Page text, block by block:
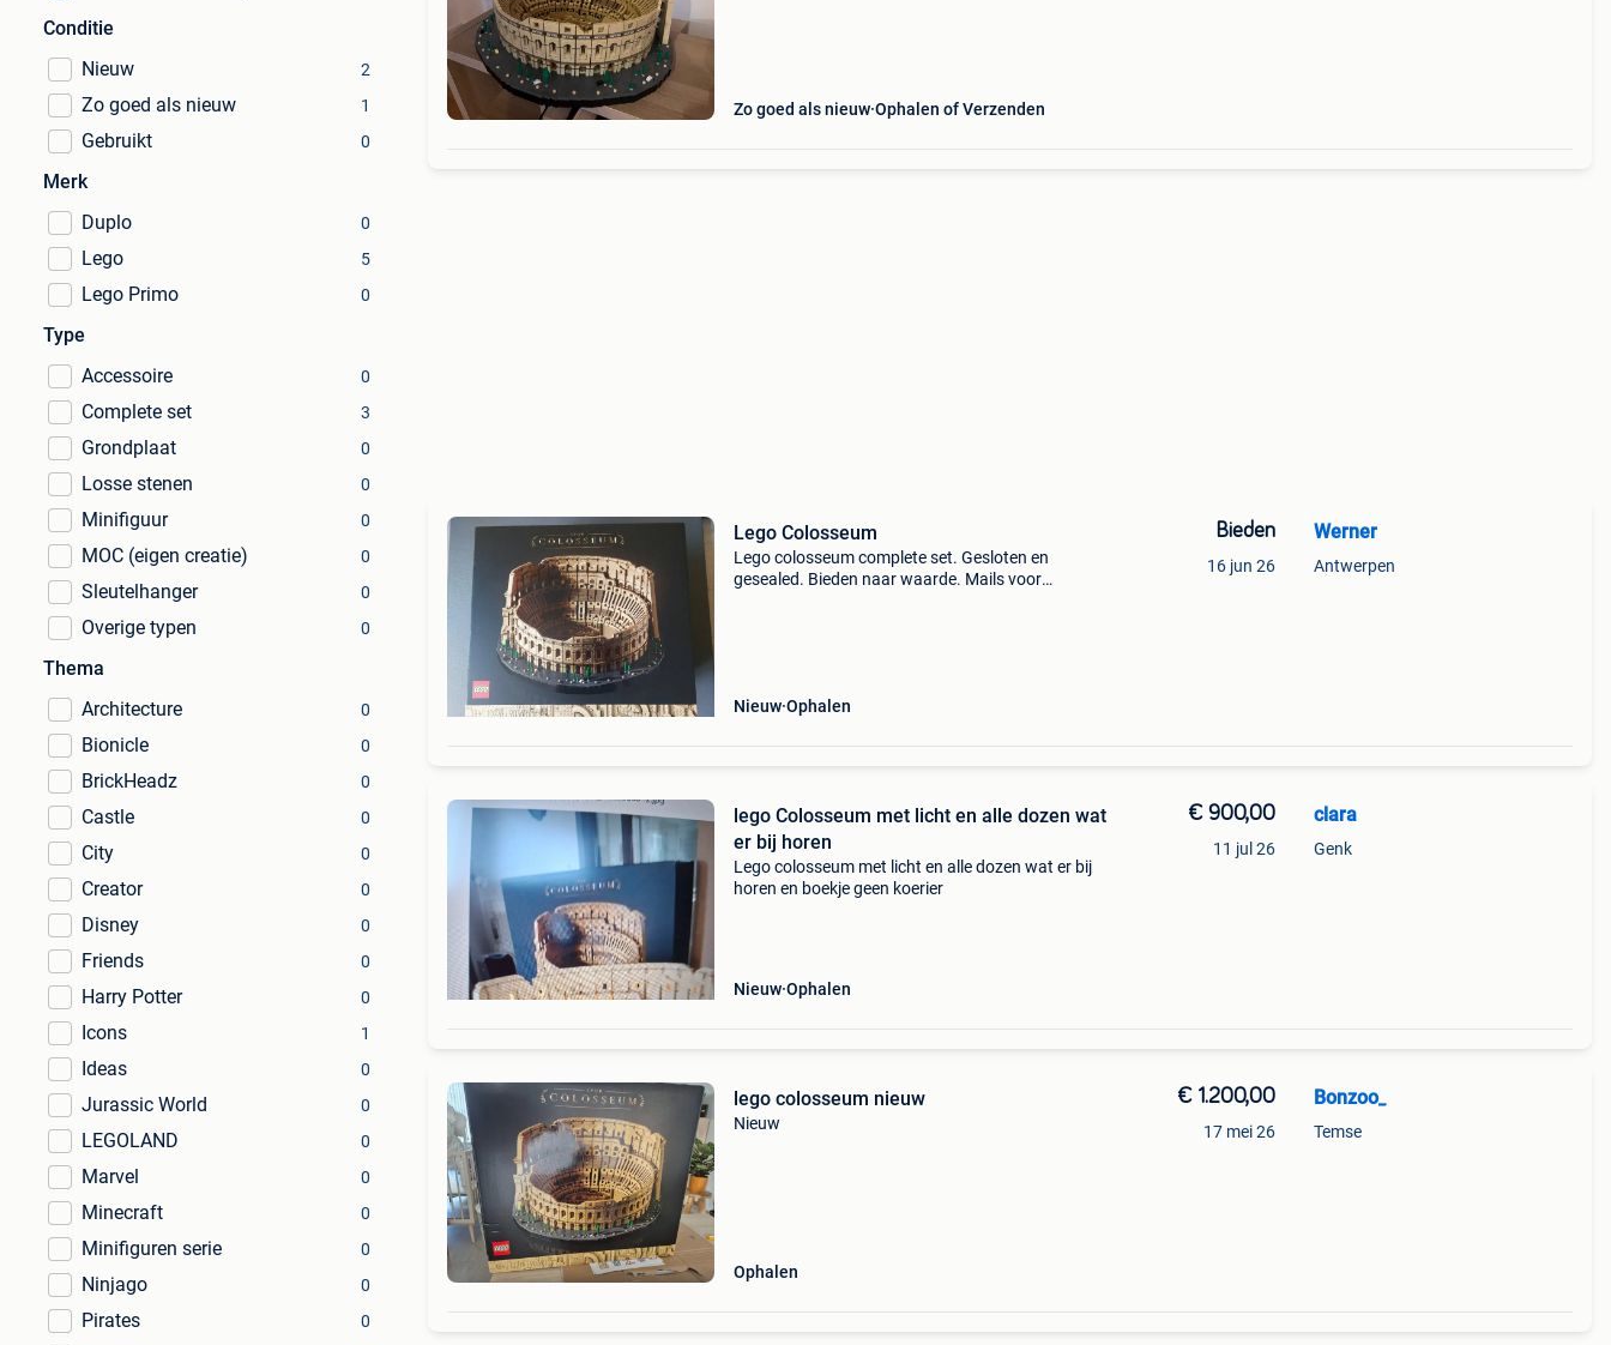
Conditie
Nieuw
2
Zo goed als nieuw 1
Gebruikt 0
Merk
Duplo
0
Lego 5
Lego Primo 0
Type
Accessoire
0
Complete set 3
Grondplaat 0
Losse stenen 0
Minifiguur 0
MOC (eigen creatie) 0
Sleutelhanger 0
Overige typen 0
Thema
Architecture
0
Bionicle 0
BrickHeadz 0
Castle 0
City 0
Creator 0
Disney 0
Friends 0
Harry Potter 0
Icons 1
Ideas 0
Jurassic World 0
LEGOLAND 0
Marvel 0
Minecraft 0
Minifiguren serie 0
Ninjago 0
Pirates 0
Zo goed als nieuw Ophalen of Verzenden
Lego Colosseum
Lego colosseum complete set. Gesloten en
gesealed. Bieden naar waarde. Mails voor
Nieuw Ophalen
Bieden
16 jun 26
Werner
Antwerpen
lego Colosseum met licht en alle dozen wat
er bij horen
Lego colosseum met licht en alle dozen wat er bij
horen en boekje geen koerier
Nieuw Ophalen
€ 900,00
11 jul 26
clara
Genk
lego colosseum nieuw
Nieuw
Ophalen
€ 1.200,00
17 mei 26
Bonzoo_
Temse